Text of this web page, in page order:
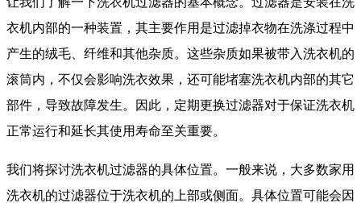
衣机内部的一种装置，其主要作用是过滤掉衣物在洗涤过程中
产生的绒毛、纤维和其他杂质。这些杂质如果被带入洗衣机的
滚筒内，不仅会影响洗衣效果，还可能堵塞洗衣机内部的其它
部件，导致故障发生。因此，定期更换过滤器对于保证洗衣机
正常运行和延长其使用寿命至关重要。
我们将探讨洗衣机过滤器的具体位置。一般来说，大多数家用
洗衣机的过滤器位于洗衣机的上部或侧面。具体位置可能会因